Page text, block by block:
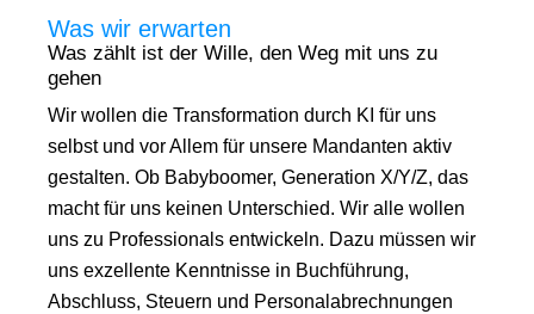
Was wir erwarten
Was zählt ist der Wille, den Weg mit uns zu
gehen
Wir wollen die Transformation durch KI für uns
selbst und vor Allem für unsere Mandanten aktiv
gestalten. Ob Babyboomer, Generation X/Y/Z, das
macht für uns keinen Unterschied. Wir alle wollen
uns zu Professionals entwickeln. Dazu müssen wir
uns exzellente Kenntnisse in Buchführung,
Abschluss, Steuern und Personalabrechnungen